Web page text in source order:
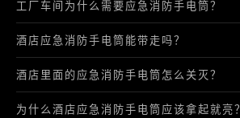
工厂车间为什么需要应急消防手电筒？
酒店应急消防手电筒能带走吗？
酒店里面的应急消防手电筒怎么关灭？
为什么酒店应急消防手电筒应该拿起就亮？